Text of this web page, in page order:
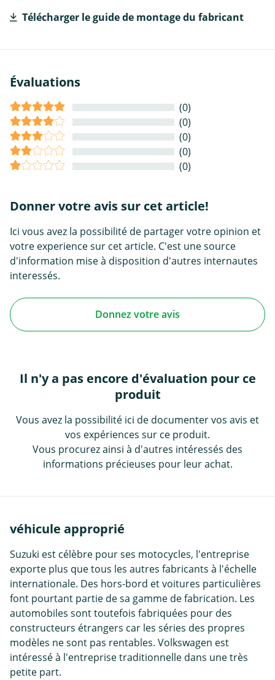
Télécharger le guide de montage du fabricant
Évaluations
(0)
(0)
(0)
(0)
(0)
Donner votre avis sur cet article!
Ici vous avez la possibilité de partager votre opinion et
votre experience sur cet article. C'est une source
d'information mise à disposition d'autres internautes
interessés.
Donnez votre avis
Il n'y a pas encore d'évaluation pour ce
produit
Vous avez la possibilité ici de documenter vos avis et
vos expériences sur ce produit.
Vous procurez ainsi à d'autres intéressés des
informations précieuses pour leur achat.
véhicule approprié
Suzuki est célèbre pour ses motocycles, l'entreprise
exporte plus que tous les autres fabricants à l'échelle
internationale. Des hors-bord et voitures particulières
font pourtant partie de sa gamme de fabrication. Les
automobiles sont toutefois fabriquées pour des
constructeurs étrangers car les séries des propres
modèles ne sont pas rentables. Volkswagen est
intéressé à l'entreprise traditionnelle dans une très
petite part.